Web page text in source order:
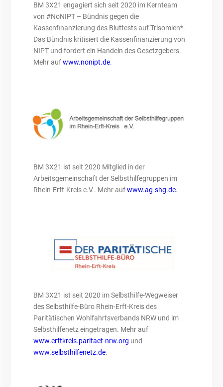
BM 3X21 engagiert sich seit 2020 im Kernteam
von #NoNIPT – Bündnis gegen die
Kassenfinanzierung des Bluttests auf Trisomien*.
Das Bündnis kritisiert die Kassenfinanzierung von
NIPT und fordert ein Handeln des Gesetzgebers.
Mehr aufwww.nonipt.de.
BM 3X21 ist seit 2020 Mitglied in der
Arbeitsgemeinschaft der Selbsthilfegruppen im
Rhein-Erft-Kreis e.V.. Mehr aufwww.ag-shg.de.
BM 3X21 ist seit 2020 im Selbsthilfe-Wegweiser
des Selbsthilfe-Büro Rhein-Erft-Kreis des
Paritätischen Wohlfahrtsverbands NRW und im
Selbsthilfenetz eingetragen. Mehr auf
www.erftkreis.paritaet-nrw.org und
www.selbsthilfenetz.de.